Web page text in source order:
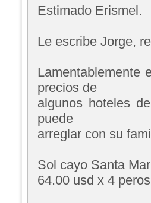
Estimado Erismel.
Le escribe Jorge,
Lamentablemente
precios de
algunos hoteles
puede
arreglar con su
Sol cayo Santa
64.00 usd x 4